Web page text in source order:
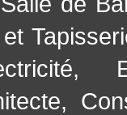
,
,